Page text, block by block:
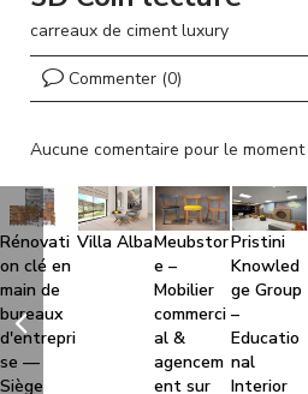
carreaux de ciment luxury
Commenter (0)
Aucune comentaire pour le moment
Rénovati
on clé en
main de
bureaux
d'entrepri
se —
Siège
Villa AlbaMeubstor
e –
Mobilier
commerci
al &
agencem
ent sur
Pristini
Knowled
ge Group
–
Educatio
nal
Interior